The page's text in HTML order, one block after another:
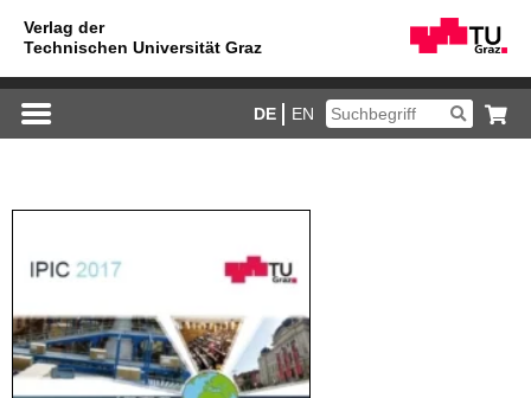
DE EN